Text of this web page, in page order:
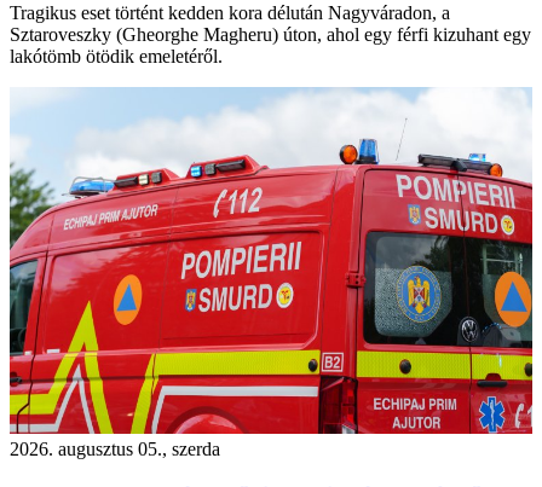
Tragikus eset történt kedden kora délután Nagyváradon, a
Sztaroveszky (Gheorghe Magheru) úton, ahol egy férfi kizuhant egy
lakótömb ötödik emeletéről.
2026. augusztus 05., szerda